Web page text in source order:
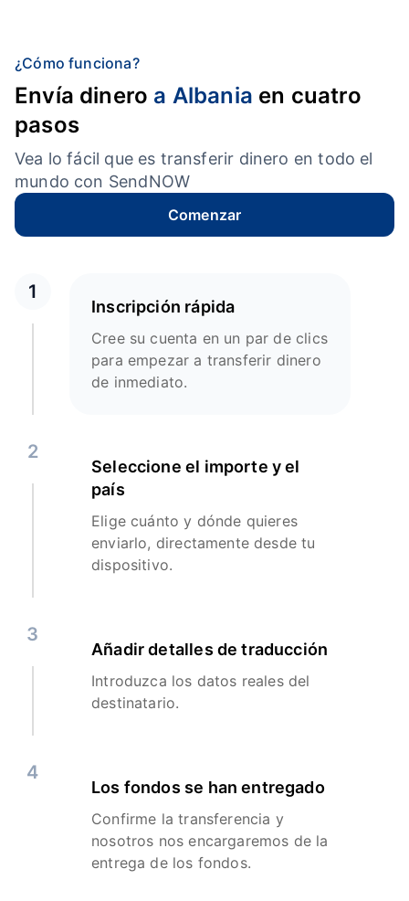
¿Cómo funciona?
Envía dinero a Albania en cuatro
pasos
Vea lo fácil que es transferir dinero en todo el
mundo con SendNOW
Comenzar
1
Inscripción rápida
Cree su cuenta en un par de clics
para empezar a transferir dinero
de inmediato.
2
Seleccione el importe y el
país
Elige cuánto y dónde quieres
enviarlo, directamente desde tu
dispositivo.
3
Añadir detalles de traducción
Introduzca los datos reales del
destinatario.
4
Los fondos se han entregado
Confirme la transferencia y
nosotros nos encargaremos de la
entrega de los fondos.